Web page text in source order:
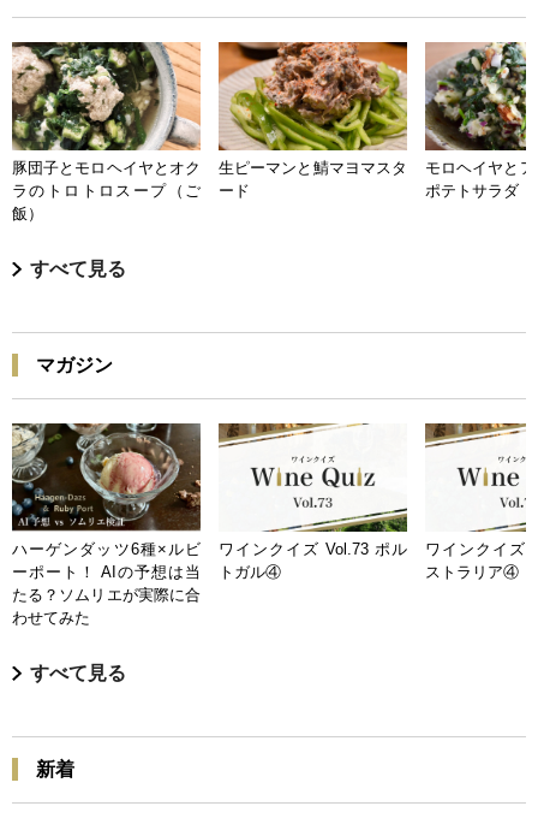
豚団子とモロヘイヤとオク
ラのトロトロスープ（ご
飯）
生ピーマンと鯖マヨマスタ
ード
モロヘイヤと
ポテトサラダ
すべて見る
マガジン
ハーゲンダッツ6種×ルビ
ーポート！ AIの予想は当
たる？ソムリエが実際に合
わせてみた
ワインクイズ Vol.73 ポル
トガル④
ワインクイズ
ストラリア④
すべて見る
新着